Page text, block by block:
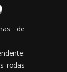
de
rodas